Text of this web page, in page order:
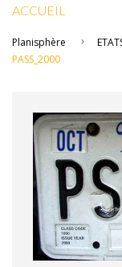
ACCUEIL
Planisphère
PASS_2000